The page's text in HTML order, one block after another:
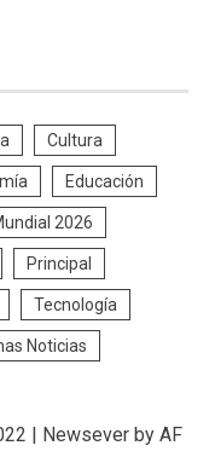
Cultura
Educación
2026
Principal
Tecnología
Noticias
Newseverby AF